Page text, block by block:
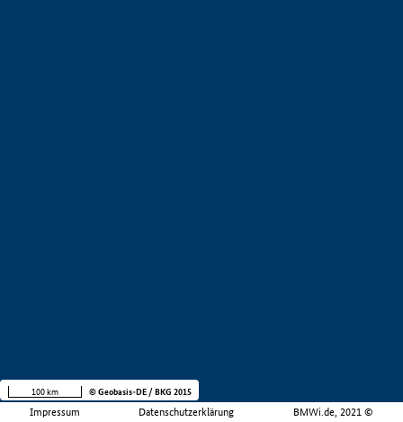
Impressum Datenschutzerklärung BMWi.de, 2021 ©
100 km © Geobasis-DE / BKG 2015